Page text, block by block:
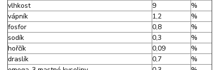
vlhkost
9
%
vápník
1,2
%
fosfor
0,8
%
sodík
0,3
%
hořčík
0,09
%
draslík
0,7
%